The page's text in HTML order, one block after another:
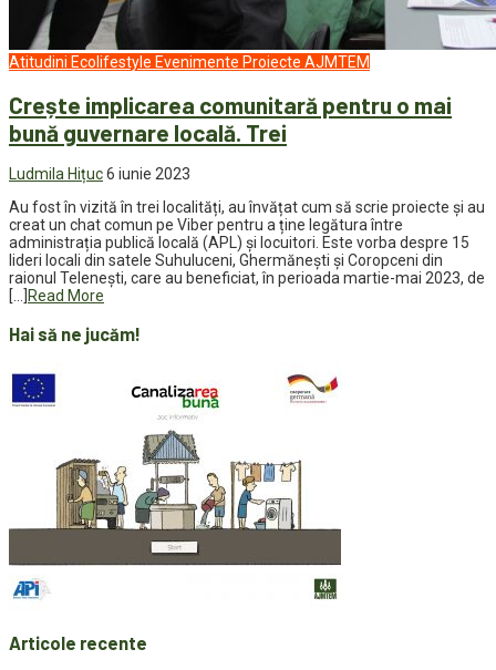
Atitudini Ecolifestyle Evenimente Proiecte AJMTEM
Crește implicarea comunitară pentru o mai
bună guvernare locală. Trei
Ludmila Hițuc6 iunie 2023
Au fost în vizită în trei localități, au învățat cum să scrie proiecte și au
creat un chat comun pe Viber pentru a ține legătura între
administrația publică locală (APL) și locuitori. Este vorba despre 15
lideri locali din satele Suhuluceni, Ghermănești și Coropceni din
raionul Telenești, care au beneficiat, în perioada martie-mai 2023, de
[…] Read More
Hai să ne jucăm!
Articole recente